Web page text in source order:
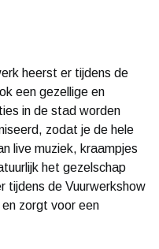
heerst er tijdens de
een gezellige en
in de stad worden
zodat je de hele
live muziek, kraampjes
het gezelschap
tijdens de Vuurwerkshow
zorgt voor een